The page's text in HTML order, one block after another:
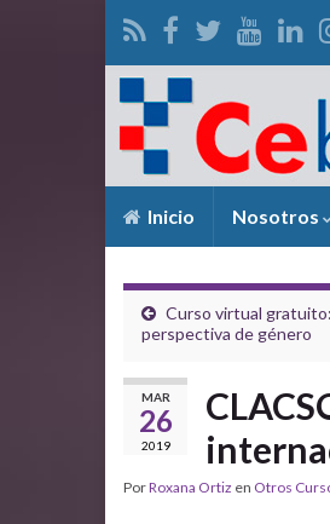
Inicio Nosotros
Curso virtual
perspectiva de género
MAR
26
2019
PorRoxana Ortiz en Otros